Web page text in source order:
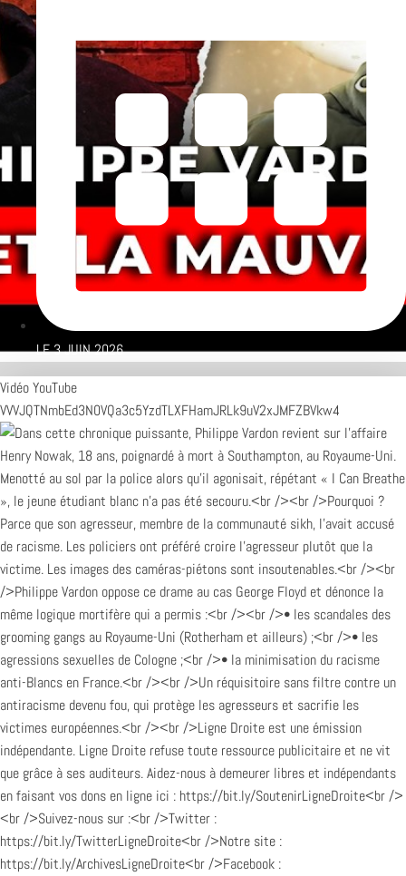
LE3 JUIN 2026
Vidéo YouTube
VVVJQTNmbEd3N0VQa3c5YzdTLXFHamJRLk9uV2xJMFZBVkw4